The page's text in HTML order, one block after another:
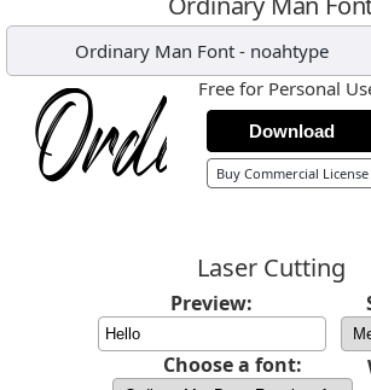
Ordinary Man Font- noahtype
Free for Personal
Download
Buy Commercial License
Laser Cutting
Preview:
Choose a font: